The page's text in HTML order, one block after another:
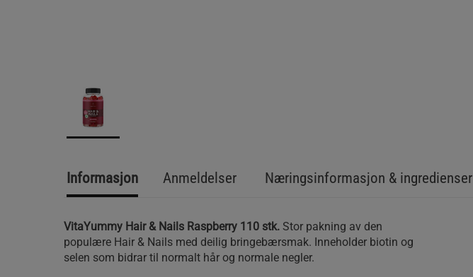
Informasjon Anmeldelser Næringsinformasjon & ingredienser
VitaYummy Hair & Nails Raspberry 110 stk.
populære Hair & Nails med deilig bringebærsmak. Inneholder biotin og
selen som bidrar til normalt hår og normale negler.